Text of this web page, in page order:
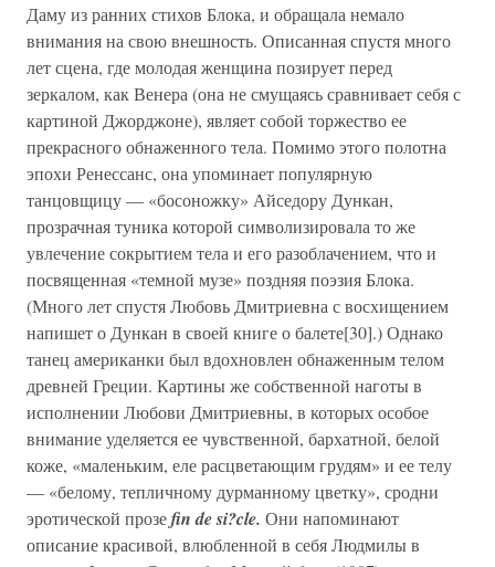
Даму из ранних стихов Блока, и обращала немало
внимания на свою внешность. Описанная спустя много
лет сцена, где молодая женщина позирует перед
зеркалом, как Венера (она не смущаясь сравнивает себя с
картиной Джорджоне), являет собой торжество ее
прекрасного обнаженного тела. Помимо этого полотна
эпохи Ренессанс, она упоминает популярную
танцовщицу — «босоножку» Айседору Дункан,
прозрачная туника которой символизировала то же
увлечение сокрытием тела и его разоблачением, что и
посвященная «темной музе» поздняя поэзия Блока.
(Много лет спустя Любовь Дмитриевна с восхищением
напишет о Дункан в своей книге о балете[30].) Однако
танец американки был вдохновлен обнаженным телом
древней Греции. Картины же собственной наготы в
исполнении Любови Дмитриевны, в которых особое
внимание уделяется ее чувственной, бархатной, белой
коже, «маленьким, еле расцветающим грудям» и ее телу
— «белому, тепличному дурманному цветку», сродни
эротической прозеfin de si?cle. Они напоминают
описание красивой, влюбленной в себя Людмилы в